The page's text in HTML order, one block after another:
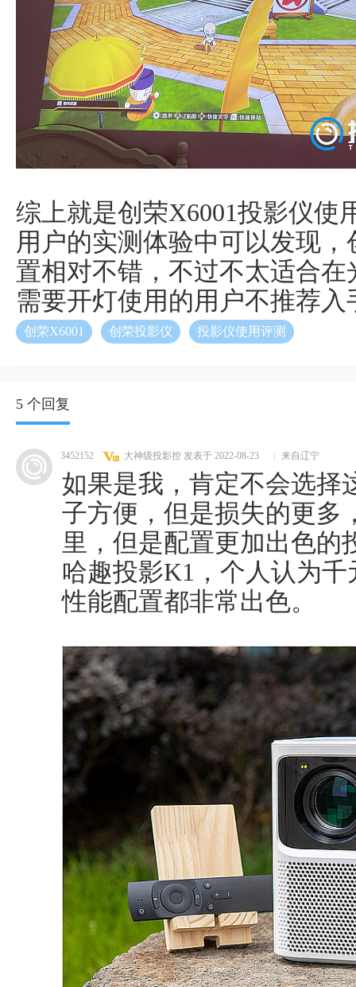
综上就是创荣X6001投影仪使
用户的实测体验中可以发现
置相对不错，不过不太适合
需要开灯使用的用户不推荐入
创荣X6001 创荣投影仪 投影仪使用评测
5 个回复
3452152 大神级投影控 发表于 2022-08-23 来自辽宁
如果是我，肯定不会选择
子方便，但是损失的更多
里，但是配置更加出色的
哈趣投影K1，个人认为
性能配置都非常出色。